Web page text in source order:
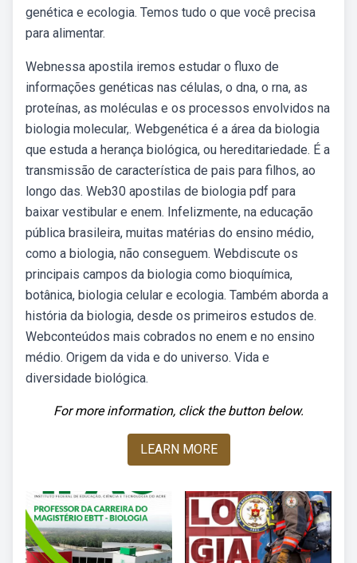
genética e ecologia. Temos tudo o que você precisa
para alimentar.
Webnessa apostila iremos estudar o fluxo de
informações genéticas nas células, o dna, o rna, as
proteínas, as moléculas e os processos envolvidos na
biologia molecular,. Webgenética é a área da biologia
que estuda a herança biológica, ou hereditariedade. É a
transmissão de característica de pais para filhos, ao
longo das. Web30 apostilas de biologia pdf para
baixar vestibular e enem. Infelizmente, na educação
pública brasileira, muitas matérias do ensino médio,
como a biologia, não conseguem. Webdiscute os
principais campos da biologia como bioquímica,
botânica, biologia celular e ecologia. Também aborda a
história da biologia, desde os primeiros estudos de.
Webconteúdos mais cobrados no enem e no ensino
médio. Origem da vida e do universo. Vida e
diversidade biológica.
For more information, click the button below.
LEARN MORE